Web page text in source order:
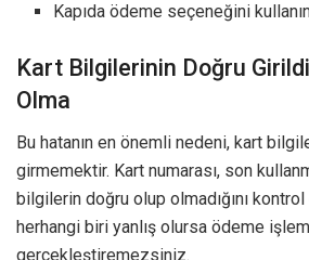
Kapıda ödeme seçeneğini
Kart Bilgilerinin Doğru
Olma
Bu hatanın en önemli nedeni, kart
girmemektir. Kart numarası, son
bilgilerin doğru olup olmadığını
herhangi biri yanlış olursa ödeme
gerçekleştiremezsiniz.